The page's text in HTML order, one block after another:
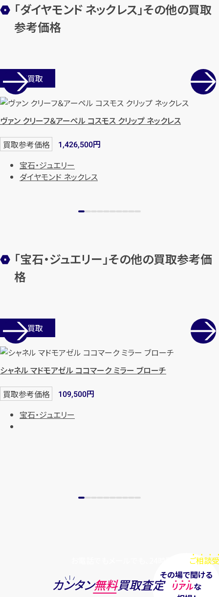
「ダイヤモンド ネックレス」その他の買取
参考価格
店舗買取
ヴァン クリーフ＆アーペル コスモス クリップ ネックレス
買取参考価格 1,426,500円
宝石・ジュエリー
ダイヤモンド ネックレス
「宝石・ジュエリー」その他の買取参考価
格
店舗買取
シャネル マドモアゼル ココマーク ミラー ブローチ
買取参考価格 109,500円
宝石・ジュエリー
ご相談
その場で聞ける
リアルな
カンタン無料買取査定